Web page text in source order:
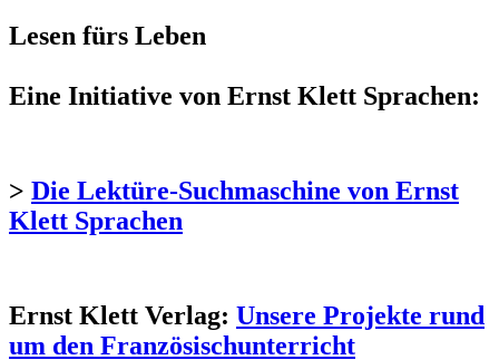
Lesen fürs Leben
Eine Initiative von Ernst Klett Sprachen:
> Die Lektüre-Suchmaschine von Ernst
Klett Sprachen
Ernst Klett Verlag: Unsere Projekte rund
um den Französischunterricht